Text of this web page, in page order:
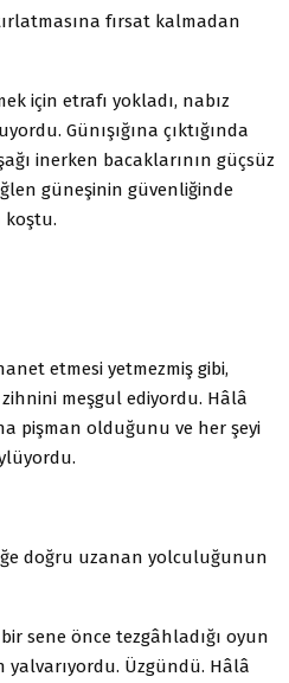
fırsat kalmadan
için etrafı yokladı, nabız
Günışığına çıktığında
inerken bacaklarının güçsüz
güneşinin güvenliğinde
koştu.
etmesi yetmezmiş gibi,
meşgul ediyordu. Hâlâ
pişman olduğunu ve her şeyi
doğru uzanan yolculuğunun
sene önce tezgâhladığı oyun
Üzgündü. Hâlâ